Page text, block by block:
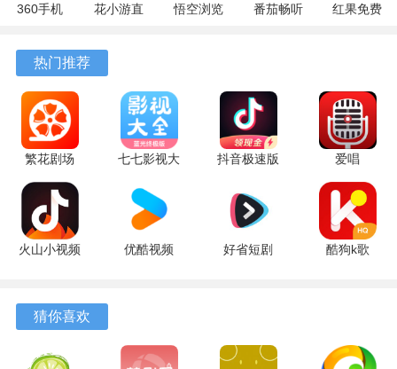
新用户不需要花费太多时间就能掌握基本用法。
软件功能
1、支持通过语音、歌手名字或拼音首字母来查找歌曲，热门
榜单也能帮助用户快速找到当前流行的曲目。
2、演唱时可以切换原唱和伴奏，自由调整音调高低，并使用
智能修音、混响等效果来优化自己的歌声。
3、完成演唱后，系统会给出评分和音准分析报告，将录制好
的作品保存下来或分享到其他平台。
唱，实现了多人远程合唱的娱乐效果。
360手机
10.13.27
最新版
花小游直
17.9.56
悟空浏览
番茄畅听
红果免费
热门推荐
繁花剧场
2.27.3 最新
版
七七影视大
抖音极速版
39.8.0 安卓
版
爱唱
8.6.6.2 最
新版
火山小视频
版
优酷视频
好省短剧
酷狗k歌
猜你喜欢